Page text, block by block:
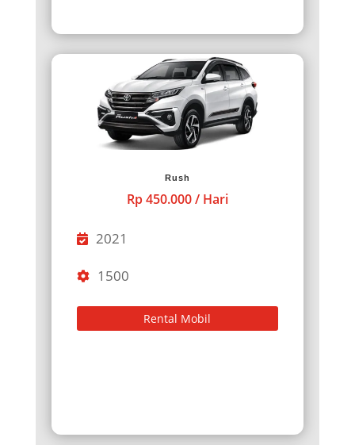
Rush
Rp 450.000 / Hari
2021
1500
Rental Mobil